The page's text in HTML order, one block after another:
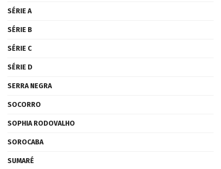
SÉRIE A
SÉRIE B
SÉRIE C
SÉRIE D
SERRA NEGRA
SOCORRO
SOPHIA RODOVALHO
SOROCABA
SUMARÉ